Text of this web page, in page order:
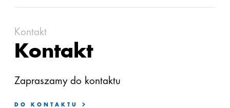
Kontakt
Kontakt
Zapraszamy do kontaktu
DO KONTAKTU